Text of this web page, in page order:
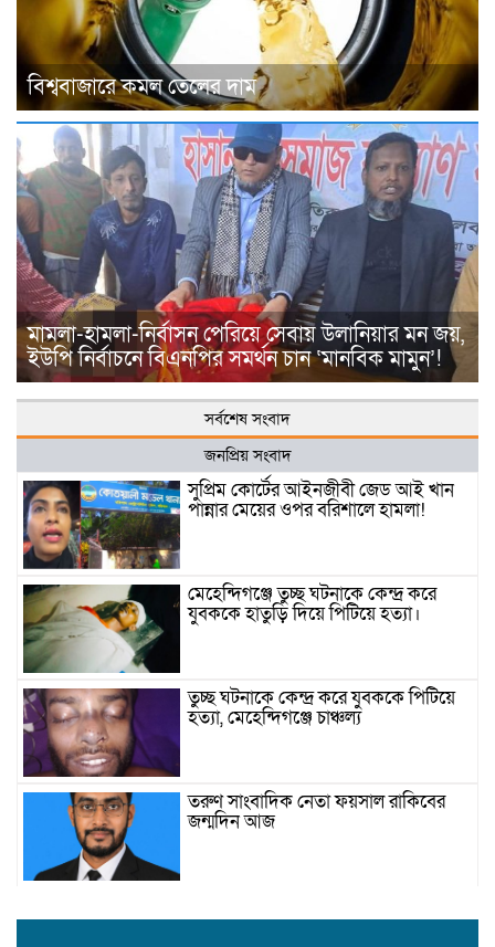
বিশ্ববাজারে কমল তেলের দাম
মামলা-হামলা-নির্বাসন পেরিয়ে সেবায় উলানিয়ার মন জয়,
ইউপি নির্বাচনে বিএনপির সমর্থন চান ‘মানবিক মামুন’!
সর্বশেষ সংবাদ
জনপ্রিয় সংবাদ
সুপ্রিম কোর্টের আইনজীবী জেড আই খান
পান্নার মেয়ের ওপর বরিশালে হামলা!
মেহেন্দিগঞ্জে তুচ্ছ ঘটনাকে কেন্দ্র করে
যুবককে হাতুড়ি দিয়ে পিটিয়ে হত্যা।
তুচ্ছ ঘটনাকে কেন্দ্র করে যুবককে পিটিয়ে
হত্যা, মেহেন্দিগঞ্জে চাঞ্চল্য
তরুণ সাংবাদিক নেতা ফয়সাল রাকিবের
জন্মদিন আজ